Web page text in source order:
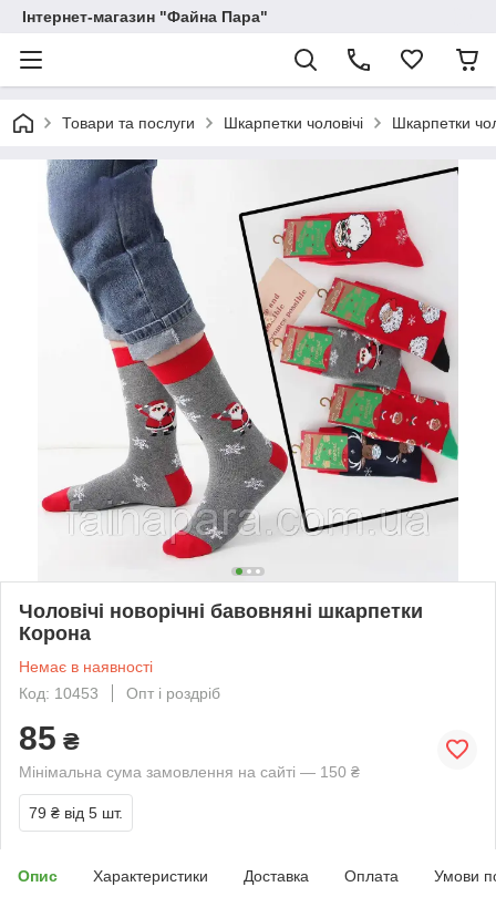
Інтернет-магазин "Файна Пара"
Товари та послуги Шкарпетки чоловічі Шкарпетки
Чоловічі новорічні бавовняні шкарпетки
Корона
Немає в наявності
Код: 10453
Опт і роздріб
85 ₴
Мінімальна сума замовлення на сайті — 150 ₴
79 ₴ від 5 шт.
Опис Характеристики Доставка Оплата Умови